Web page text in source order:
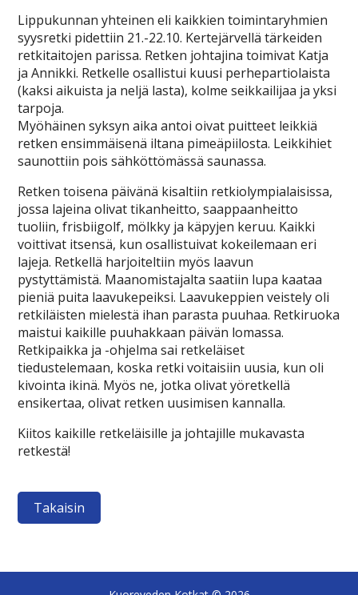
Lippukunnan yhteinen eli kaikkien toimintaryhmien
syysretki pidettiin 21.-22.10. Kertejärvellä tärkeiden
retkitaitojen parissa. Retken johtajina toimivat Katja
ja Annikki. Retkelle osallistui kuusi perhepartiolaista
(kaksi aikuista ja neljä lasta), kolme seikkailijaa ja yksi
tarpoja.
Myöhäinen syksyn aika antoi oivat puitteet leikkiä
retken ensimmäisenä iltana pimeäpiilosta. Leikkihiet
saunottiin pois sähköttömässä saunassa.
Retken toisena päivänä kisaltiin retkiolympialaisissa,
jossa lajeina olivat tikanheitto, saappaanheitto
tuoliin, frisbiigolf, mölkky ja käpyjen keruu. Kaikki
voittivat itsensä, kun osallistuivat kokeilemaan eri
lajeja. Retkellä harjoiteltiin myös laavun
pystyttämistä. Maanomistajalta saatiin lupa kaataa
pieniä puita laavukepeiksi. Laavukeppien veistely oli
retkiläisten mielestä ihan parasta puuhaa. Retkiruoka
maistui kaikille puuhakkaan päivän lomassa.
Retkipaikka ja -ohjelma sai retkeläiset
tiedustelemaan, koska retki voitaisiin uusia, kun oli
kivointa ikinä. Myös ne, jotka olivat yöretkellä
ensikertaa, olivat retken uusimisen kannalla.
Kiitos kaikille retkeläisille ja johtajille mukavasta
retkestä!
Takaisin